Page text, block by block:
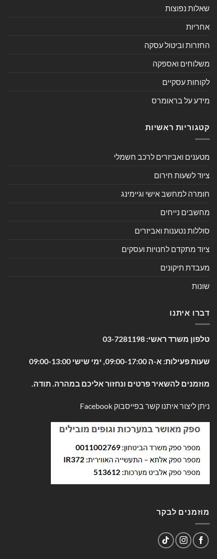
שאלות נפוצות
אחריות
החזרות וביטול עסקה
משלוחים ואספקה
לקוחות עסקיים
מידע על בראומרס
קטגוריות ראשיות
מטענים ואביזרים לרכב חשמלי
ציוד לשעות חירום
חומרה למחשב אישי וגיימינג
מחשבים נייחים
סוללות נטענות ואביזרים
ציוד מתקדם לחנויות ועסקים
מעבדת תיקונים
שונות
דברו איתנו
טלפון משרד ראשי: 03-7281198
שעות פעילות: א-ה 09:00-17:00, ימי שישי 09:00-13:00
מוזמנים להשאיר פרטים ונחזור אליכם במהרה. תודה.
ניתן ליצור איתנו קשר בפייסבוק Facebook
מוזמנים לבקר